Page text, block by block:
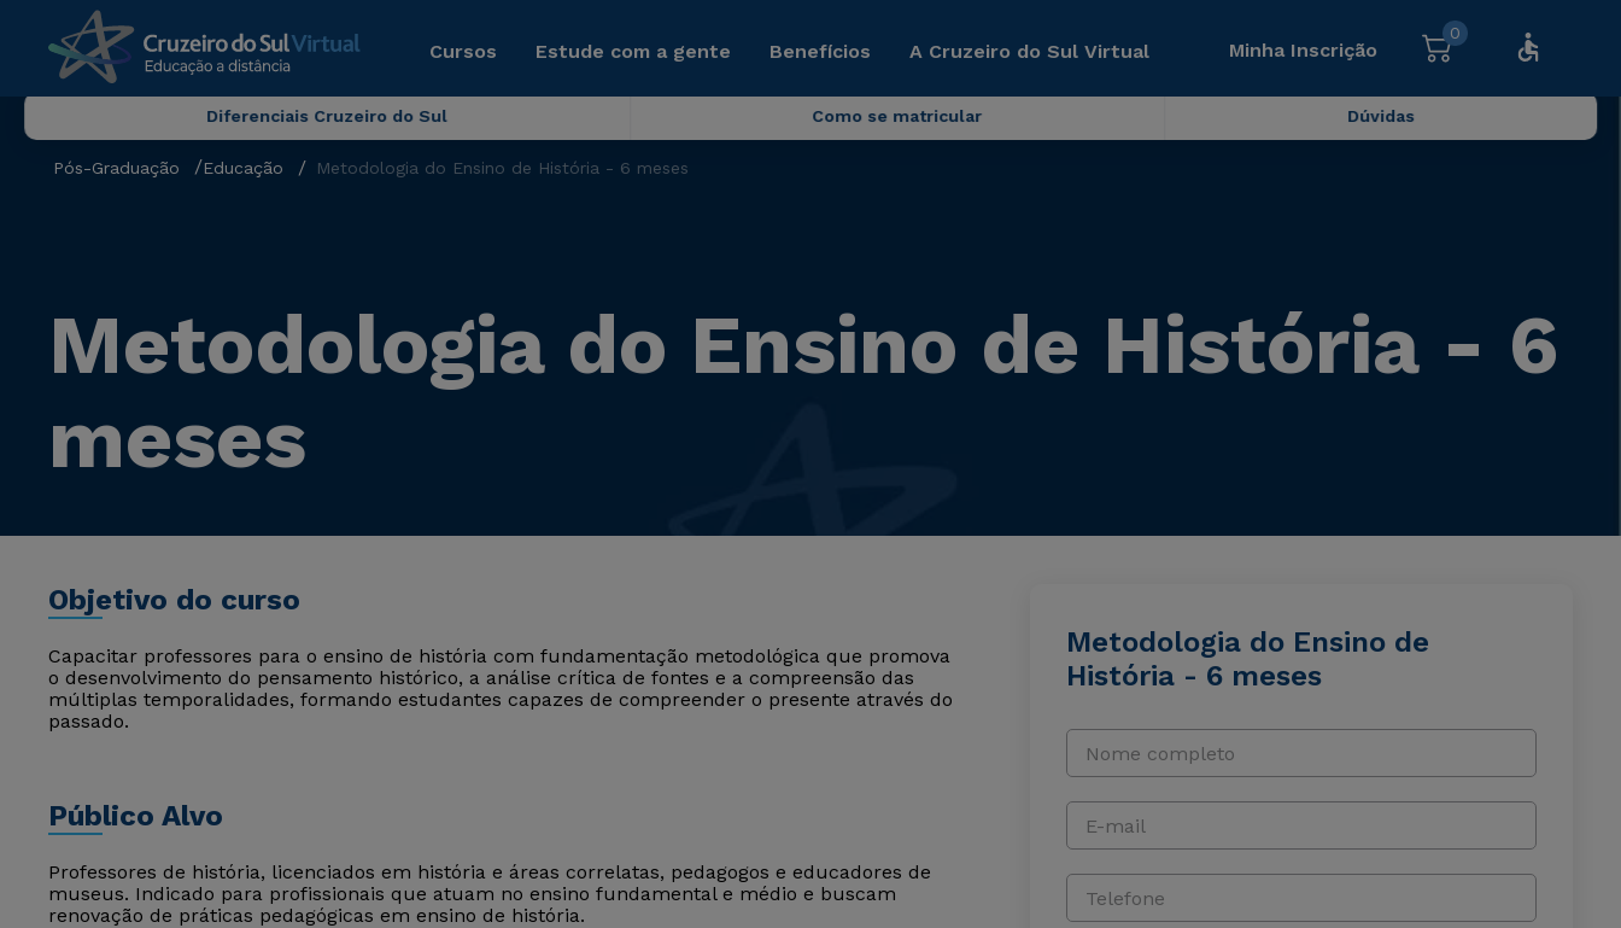
Cursos Estude com a gente Benefícios A Cruzeiro do Sul Virtual Minha Inscrição
0
Diferenciais Cruzeiro do Sul Como se matricular Dúvidas
Pós-Graduação Educação Metodologia do Ensino de História - 6 meses
Metodologia do Ensino de História - 6
meses
Objetivo do curso
Capacitar professores para o ensino de história com fundamentação metodológica que promova
o desenvolvimento do pensamento histórico, a análise crítica de fontes e a compreensão das
múltiplas temporalidades, formando estudantes capazes de compreender o presente através do
passado.
Público Alvo
Professores de história, licenciados em história e áreas correlatas, pedagogos e educadores de
museus. Indicado para profissionais que atuam no ensino fundamental e médio e buscam
renovação de práticas pedagógicas em ensino de história.
Metodologia do Ensino de
História - 6 meses
Nome completo
E-mail
Telefone